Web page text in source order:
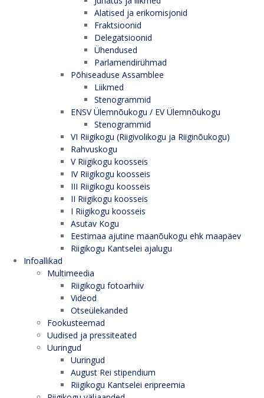
Alatised ja erikomisjonid
Fraktsioonid
Delegatsioonid
Ühendused
Parlamendirühmad
Põhiseaduse Assamblee
Liikmed
Stenogrammid
ENSV Ülemnõukogu / EV Ülemnõukogu
Stenogrammid
VI Riigikogu (Riigivolikogu ja Riiginõukogu)
Rahvuskogu
V Riigikogu koosseis
IV Riigikogu koosseis
III Riigikogu koosseis
II Riigikogu koosseis
I Riigikogu koosseis
Asutav Kogu
Eestimaa ajutine maanõukogu ehk maapäev
Riigikogu Kantselei ajalugu
Infoallikad
Multimeedia
Riigikogu fotoarhiiv
Videod
Otseülekanded
Fookusteemad
Uudised ja pressiteated
Uuringud
Uuringud
August Rei stipendium
Riigikogu Kantselei eripreemia